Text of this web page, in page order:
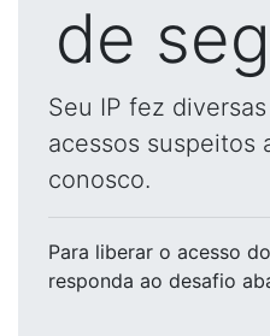
de
Seu IP fez
acessos suspeitos
conosco.
Para liberar o acesso
responda ao desafio